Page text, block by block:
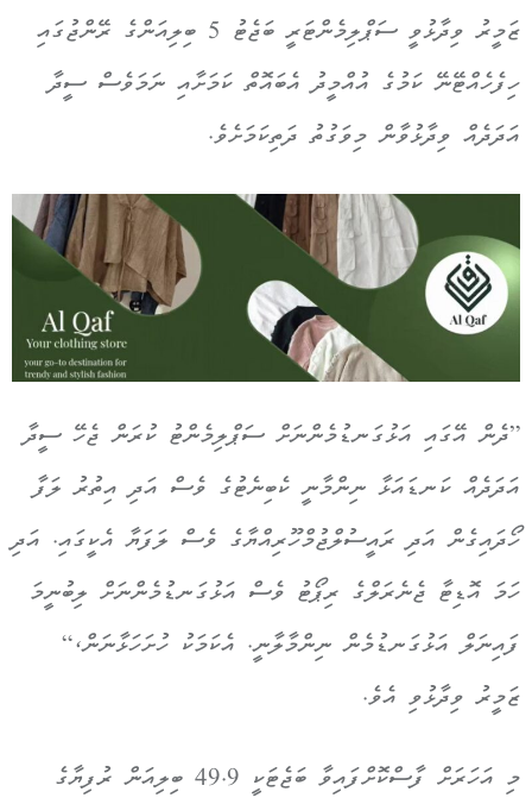
ޒަމީރު ވިދާޅުވީ ސަޕްލިމެންޓަރީ ބަޖެޓު 5 ބިލިއަންގެ ރޭންޖުގައި
ހިފެހެއްޓޭނޭ ކަމުގެ އުއްމީދު އެބައޮތް ކަމަށާއި ނަމަވެސް ސީދާ
އަދަދެއް ވިދާޅުވާން މިވަގުތު ދަތިކަމަށެވެ.
”ދެން އޭގައި އަޅުގަނޑުމެންނަށް ސަޕްލިމެންޓު ކުރަން ޖެހޭ ސީދާ
އަދަދެއް ކަނޑައަޅާ ނިންމާނީ ކެބިނެޓުގެ ވެސް އަދި އިތުރު ލަފާ
ހޯދައިގެން އަދި ރައީސުލްޖުމްހޫރިއްޔާގެ ވެސް ލަފަޔާ އެކީގައި. އަދި
ހަމަ އޮޑިޓާ ޖެނެރަލްގެ ރިޕޯޓު ވެސް އަޅުގަނޑުމެންނަށް ލިބުނީމަ
ފައިނަލް އަޅުގަނޑުމެން ނިންމާލާނީ. އެކަމަކު ހުށަހަޅާނަން،“
ޒަމީރު ވިދާޅުވި އެވެ.
މި އަހަރަށް ފާސްކޮށްފައިވާ ބަޖެޓަކީ 49.9 ބިލިއަން ރުފިޔާގެ